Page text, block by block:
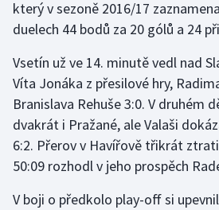
Lyže a snowboard
Motorsport
Olympijské hry
Parasport
Plavání
který v sezoně 2016/17
duelech 44 bodů za 20 gólů a 24
Vsetín už ve 14. minutě vedl nad
Víta Jonáka z přesilové hry,
Branislava Rehuše 3:0. V druhém
dvakrát i Pražané, ale Valaši
6:2. Přerov v Havířově třikrát
50:09 rozhodl v jeho prospěch
V boji o předkolo play-off si